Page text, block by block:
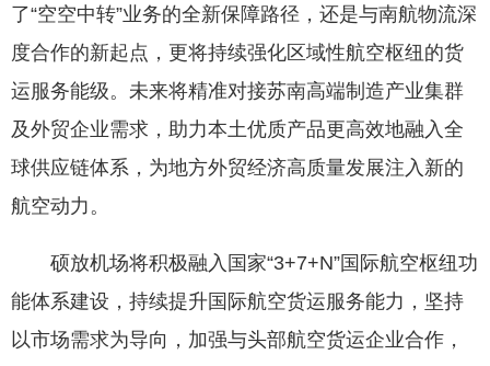
了“空空中转”业务的全新保障路径，还是与南航物流深
度合作的新起点，更将持续强化区域性航空枢纽的货
运服务能级。未来将精准对接苏南高端制造产业集群
及外贸企业需求，助力本土优质产品更高效地融入全
球供应链体系，为地方外贸经济高质量发展注入新的
航空动力。
硕放机场将积极融入国家“3+7+N”国际航空枢纽功
能体系建设，持续提升国际航空货运服务能力，坚持
以市场需求为导向，加强与头部航空货运企业合作，